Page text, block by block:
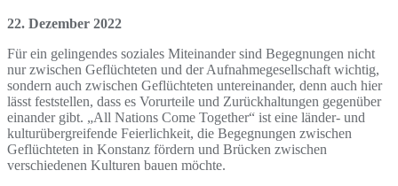
22. Dezember 2022
Für ein gelingendes soziales Miteinander sind Begegnungen nicht
nur zwischen Geflüchteten und der Aufnahmegesellschaft wichtig,
sondern auch zwischen Geflüchteten untereinander, denn auch hier
lässt feststellen, dass es Vorurteile und Zurückhaltungen gegenüber
einander gibt. „All Nations Come Together“ ist eine länder- und
kulturübergreifende Feierlichkeit, die Begegnungen zwischen
Geflüchteten in Konstanz fördern und Brücken zwischen
verschiedenen Kulturen bauen möchte.